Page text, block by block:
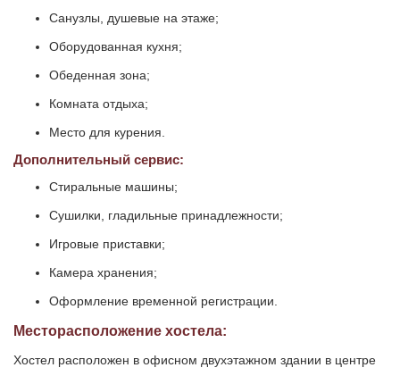
Санузлы, душевые на этаже;
Оборудованная кухня;
Обеденная зона;
Комната отдыха;
Место для курения.
Дополнительный сервис:
Стиральные машины;
Сушилки, гладильные принадлежности;
Игровые приставки;
Камера хранения;
Оформление временной регистрации.
Месторасположение хостела:
Хостел расположен в офисном двухэтажном здании в центре